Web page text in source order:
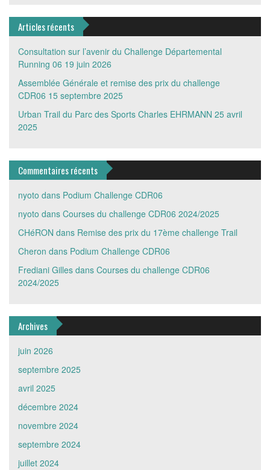
Articles récents
Consultation sur l’avenir du Challenge Départemental
Running 06 19 juin 2026
Assemblée Générale et remise des prix du challenge
CDR06 15 septembre 2025
Urban Trail du Parc des Sports Charles EHRMANN 25 avril
2025
Commentaires récents
nyoto dans Podium Challenge CDR06
nyoto dans Courses du challenge CDR06 2024/2025
CHéRON dans Remise des prix du 17ème challenge Trail
Cheron dans Podium Challenge CDR06
Frediani Gilles dans Courses du challenge CDR06
2024/2025
Archives
juin 2026
septembre 2025
avril 2025
décembre 2024
novembre 2024
septembre 2024
juillet 2024